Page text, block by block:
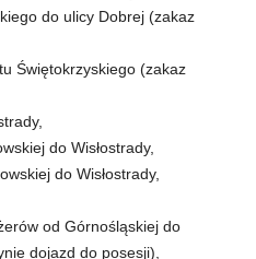
do ulicy Dobrej (zakaz
Świętokrzyskiego (zakaz
do Wisłostrady,
do Wisłostrady,
od Górnośląskiej do
dojazd do posesji),